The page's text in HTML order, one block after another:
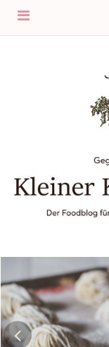
Risotto-Wirsing-